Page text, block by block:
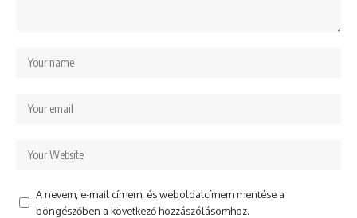
A nevem, e-mail címem, és weboldalcímem mentése a
böngészőben a következő hozzászólásomhoz.